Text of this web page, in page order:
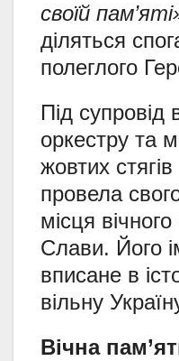
своїй
діляться
полеглого
Під супровід
оркестру та
жовтих
провела
місця
Слави. Його
вписане в
вільну
Вічна